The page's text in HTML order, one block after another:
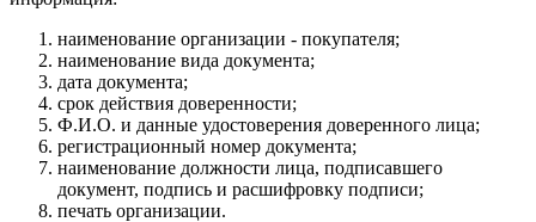
наименование организации - покупателя;
наименование вида документа;
дата документа;
срок действия доверенности;
Ф.И.О. и данные удостоверения доверенного лица;
регистрационный номер документа;
наименование должности лица, подписавшего
документ, подпись и расшифровку подписи;
печать организации.